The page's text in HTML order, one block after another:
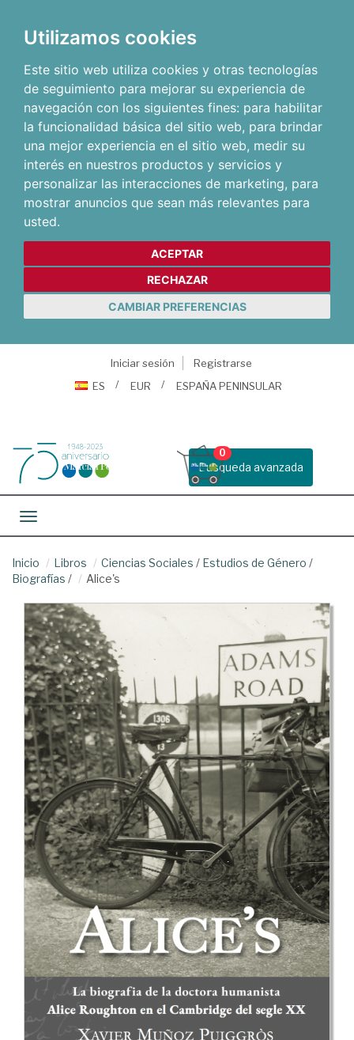
Utilizamos cookies
Este sitio web utiliza cookies y otras tecnologías
de seguimiento para mejorar su experiencia de
navegación con los siguientes fines: para habilitar
la funcionalidad básica del sitio web, para brindar
una mejor experiencia en el sitio web, medir su
interés en nuestros productos y servicios y
personalizar las interacciones de marketing, para
mostrar anuncios que sean más relevantes para
usted.
ACEPTAR
RECHAZAR
CAMBIAR PREFERENCIAS
Iniciar sesión
Registrarse
ES
EUR ESPAÑA PENINSULAR
Busqueda avanzada
0
Toggle navigation
Inicio Libros Ciencias Sociales / Estudios de Género /
Biografías / Alice's